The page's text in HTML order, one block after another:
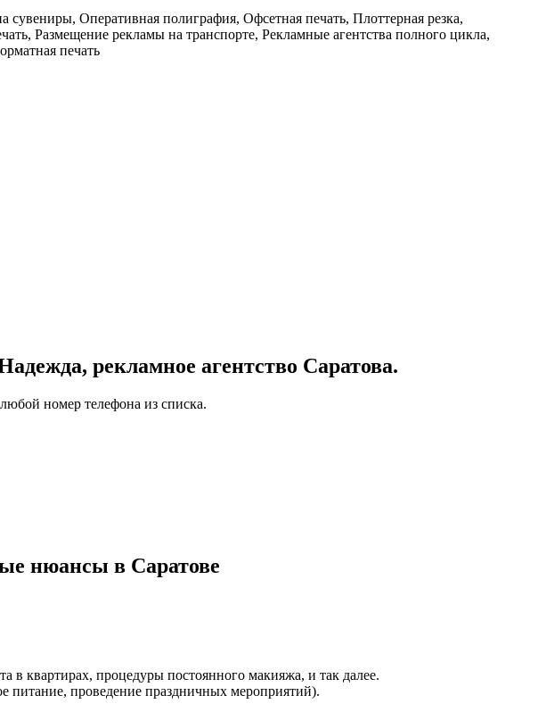
Оперативная полиграфия, Офсетная печать, Плоттерная резка,
Размещение рекламы на транспорте, Рекламные агентства полного цикла,
печать
рекламное агентство Саратова.
номер телефона из списка.
нюансы в Саратове
в квартирах, процедуры постоянного макияжа, и так далее.
питание, проведение праздничных мероприятий).